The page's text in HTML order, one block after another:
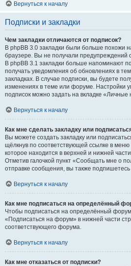
Вернуться к началу
Подписки и закладки
Чем закладки отличаются от подписок?
В phpBB 3.0 закладки были больше похожи
браузере. Вы не получали
В phpBB 3.1 закладки больше напоминают
получать уведомления об обновлениях в
закладках. В случае подписки, вы будете
изменениях в теме или форуме. Настройки
подписок можно задать на вкладке «Личные
Вернуться к началу
Как мне сделать закладку или
Вы можете создать закладку или
щёлкнув по соответствующей ссылке в
которое находится в верхней и нижней
Отметив галочкой пункт «Сообщать мне о
отправке сообщения, вы также
Вернуться к началу
Как мне подписаться на определённый
Чтобы подписаться на определённый
«Подписаться на форум» в нижней части
соответствующего форума.
Вернуться к началу
Как мне отказаться от подписки?